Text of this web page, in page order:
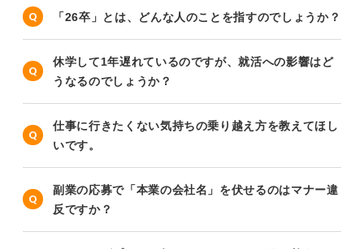
「26卒」とは、どんな人のことを指すのでしょうか？
休学して1年遅れているのですが、就活への影響はど
うなるのでしょうか？
仕事に行きたくない気持ちの乗り越え方を教えてほし
いです。
副業の応募で「本業の会社名」を伏せるのはマナー違
反ですか？